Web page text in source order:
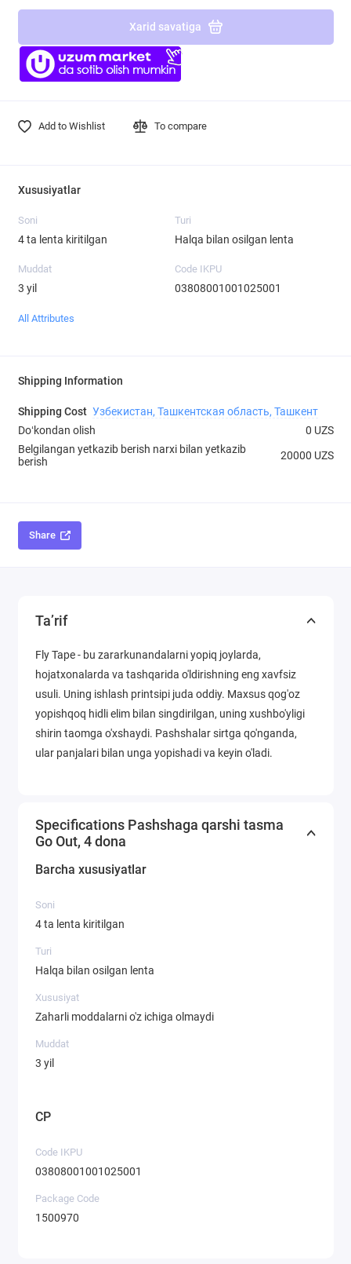
Xarid savatiga
Add to Wishlist To compare
Xususiyatlar
Soni
4 ta lenta kiritilgan
Turi
Halqa bilan osilgan lenta
Muddat
3 yil
Code IKPU
03808001001025001
All Attributes
Shipping Information
Shipping Cost Узбекистан, Ташкентская область, Ташкент
Doʻkondan olish
0 UZS
Belgilangan yetkazib berish narxi bilan yetkazib
berish
20000 UZS
Share
Ta’rif
Fly Tape - bu zararkunandalarni yopiq joylarda,
hojatxonalarda va tashqarida o'ldirishning eng xavfsiz
usuli. Uning ishlash printsipi juda oddiy. Maxsus qog'oz
yopishqoq hidli elim bilan singdirilgan, uning xushbo'yligi
shirin taomga o'xshaydi. Pashshalar sirtga qo'nganda,
ular panjalari bilan unga yopishadi va keyin o'ladi.
Specifications Pashshaga qarshi tasma
Go Out, 4 dona
Barcha xususiyatlar
Soni
4 ta lenta kiritilgan
Turi
Halqa bilan osilgan lenta
Xususiyat
Zaharli moddalarni o'z ichiga olmaydi
Muddat
3 yil
CP
Code IKPU
03808001001025001
Package Code
1500970